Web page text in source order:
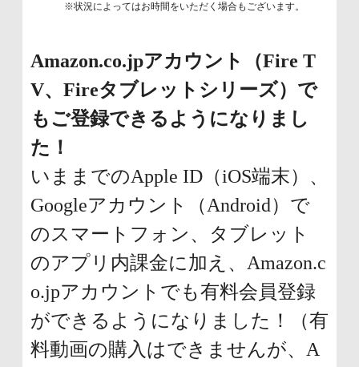
※状況によってはお時間をいただく場合もございます。
Amazon.co.jpアカウント（Fire T
V、Fireタブレットシリーズ）で
もご登録できるようになりまし
た！
いままでのApple ID（iOS端末）、
Googleアカウント（Android）で
のスマートフォン、タブレット
のアプリ内課金に加え、Amazon.c
o.jpアカウントでも有料会員登録
ができるようになりました！（有
料動画の購入はできませんが、A